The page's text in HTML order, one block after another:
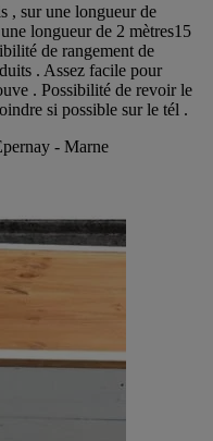
, sur une longueur de
longueur de 2 mètres15
de rangement de
. Assez facile pour
. Possibilité de revoir le
si possible sur le tél .
- Marne